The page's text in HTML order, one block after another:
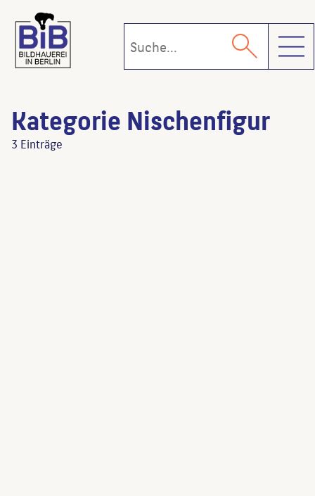
Kategorie Nischenfigur
3 Einträge